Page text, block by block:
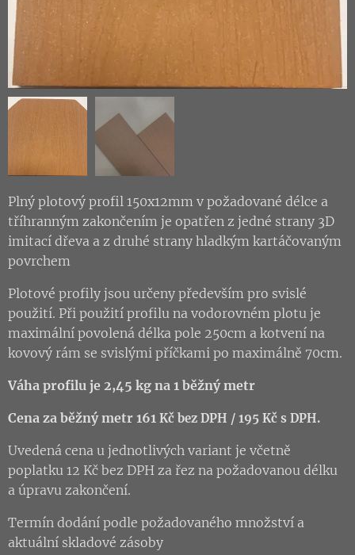
Plný plotový profil 150x12mm v požadované délce a
tříhranným zakončením je opatřen z jedné strany 3D
imitací dřeva a z druhé strany hladkým kartáčovaným
povrchem
Plotové profily jsou určeny především pro svislé
použití. Při použití profilu na vodorovném plotu je
maximální povolená délka pole 250cm a kotvení na
kovový rám se svislými příčkami po maximálně 70cm.
Váha profilu je 2,45 kg na 1 běžný metr
Cena za běžný metr 161 Kč bez DPH / 195 Kč s DPH.
Uvedená cena u jednotlivých variant je včetně
poplatku 12 Kč bez DPH za řez na požadovanou délku
a úpravu zakončení.
Termín dodání podle požadovaného množství a
aktuální skladové zásoby